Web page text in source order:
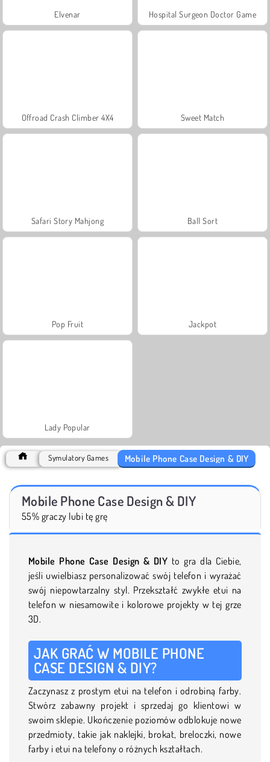
Elvenar Hospital Surgeon Doctor Game
Offroad Crash Climber 4X4 Sweet Match
Safari Story Mahjong Ball Sort
Pop Fruit Jackpot
Lady Popular
Symulatory Games Mobile Phone Case Design & DIY
Mobile Phone Case Design & DIY
55% graczy lubi tę grę
Mobile Phone Case Design & DIY to gra dla Ciebie,
jeśli uwielbiasz personalizować swój telefon i wyrażać
swój niepowtarzalny styl. Przekształć zwykłe etui na
telefon w niesamowite i kolorowe projekty w tej grze
3D.
JAK GRAĆ W MOBILE PHONE
CASE DESIGN & DIY?
Zaczynasz z prostym etui na telefon i odrobiną farby.
Stwórz zabawny projekt i sprzedaj go klientowi w
swoim sklepie. Ukończenie poziomów odblokuje nowe
przedmioty, takie jak naklejki, brokat, breloczki, nowe
farby i etui na telefony o różnych kształtach.